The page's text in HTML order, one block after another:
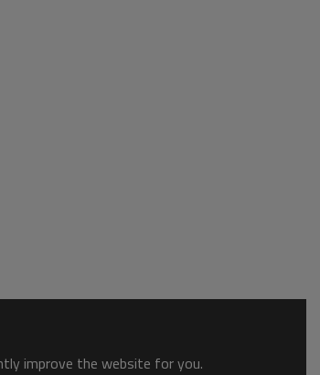
improve the website for you.